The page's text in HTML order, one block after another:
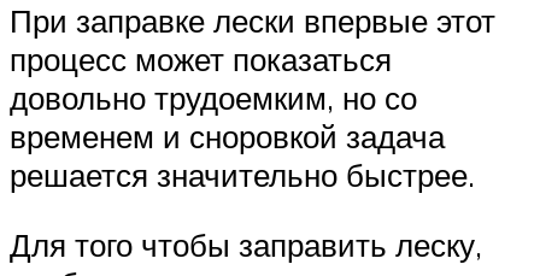
При заправке лески впервые этот
процесс может показаться
довольно трудоемким, но со
временем и сноровкой задача
решается значительно быстрее.
Для того чтобы заправить леску,